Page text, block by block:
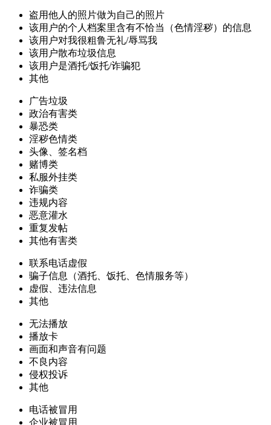
盗用他人的照片做为自己的照片
该用户的个人档案里含有不恰当（色情淫秽）的信息
该用户对我很粗鲁无礼/辱骂我
该用户散布垃圾信息
该用户是酒托/饭托/诈骗犯
其他
广告垃圾
政治有害类
暴恐类
淫秽色情类
头像、签名档
赌博类
私服外挂类
诈骗类
违规内容
恶意灌水
重复发帖
其他有害类
联系电话虚假
骗子信息（酒托、饭托、色情服务等）
虚假、违法信息
其他
无法播放
播放卡
画面和声音有问题
不良内容
侵权投诉
其他
电话被冒用
企业被冒用